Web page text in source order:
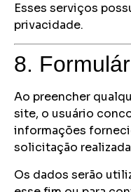
Esses serviços
privacidade.
8.
Ao preencher
site, o usuário
informações
solicitação
Os dados serão